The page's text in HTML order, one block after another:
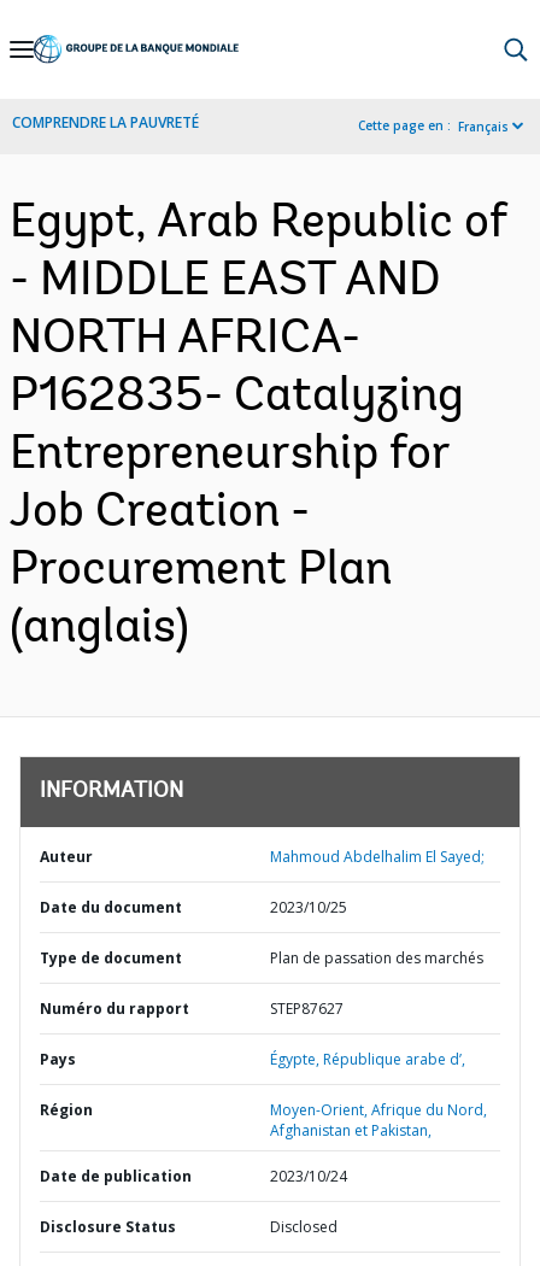
Skip
Navigation
COMPRENDRE LA PAUVRETÉ Cette page en : Français
Egypt, Arab Republic of
- MIDDLE EAST AND
NORTH AFRICA-
P162835- Catalyzing
Entrepreneurship for
Job Creation -
Procurement Plan
(anglais)
INFORMATION
Auteur Mahmoud Abdelhalim El Sayed;
Date du document 2023/10/25
Type de document Plan de passation des marchés
Numéro du rapport STEP87627
Pays Égypte,République arabe d’,
Région
Moyen-Orient, Afrique du Nord,
Afghanistan et Pakistan,
Date de publication 2023/10/24
Disclosure Status Disclosed